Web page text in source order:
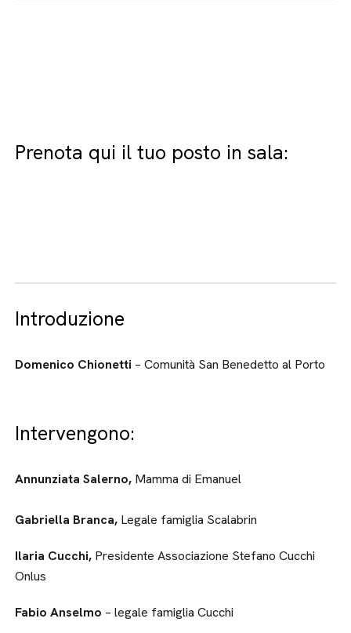
Prenota qui il tuo posto in sala:
Introduzione
Domenico Chionetti – Comunità San Benedetto al Porto
Intervengono:
Annunziata Salerno, Mamma di Emanuel
Gabriella Branca, Legale famiglia Scalabrin
Ilaria Cucchi, Presidente Associazione Stefano Cucchi
Onlus
Fabio Anselmo – legale famiglia Cucchi